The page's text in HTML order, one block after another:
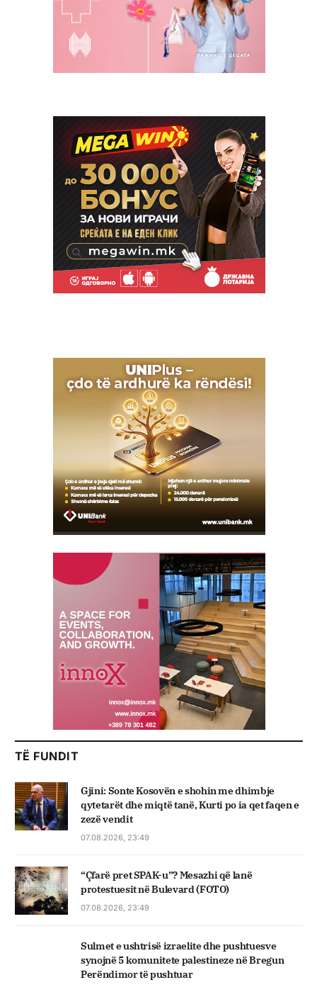
TË FUNDIT
Gjini: Sonte Kosovën e shohin me dhimbje
qytetarët dhe miqtë tanë, Kurti po ia qet faqen e
zezë vendit
07.08.2026, 23:49
“Çfarë pret SPAK-u”? Mesazhi që lanë
protestuesit në Bulevard (FOTO)
07.08.2026, 23:49
Sulmet e ushtrisë izraelite dhe pushtuesve
synojnë 5 komunitete palestineze në Bregun
Perëndimor të pushtuar